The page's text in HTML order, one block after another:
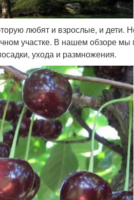
любят и взрослые, и дети.
участке. В нашем обзоре
ухода и размножения.